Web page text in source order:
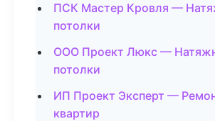
ПСК Мастер Кровля —
потолки
ООО Проект Люкс —
потолки
ИП Проект Эксперт —
квартир